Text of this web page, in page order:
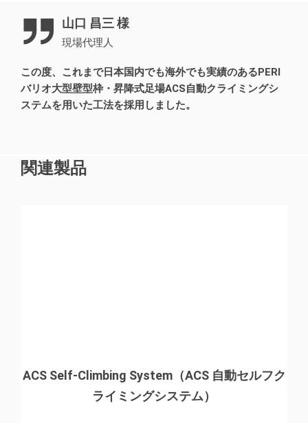
ミングシステムを採用。これにより、クレーンの型枠足
場に関する作業を大幅に低減することが可能となり、す
る構造となっています。ここでは10mの主筋を先行配筋
するために、コンクリート天端からさらに５m上に作業足
場を設置しています。さらに、コンクリート打設作業足
山口 昌三 様
現場代理人
この度、これまで日本国内でも海外でも実績のあるPERI
バリオ大型壁型枠・昇降式足場ACS自動クライミングシ
ステムを用いた工法を採用しました。
関連製品
ACS Self-Climbing System（ACS 自動セルフク
ライミングシステム）